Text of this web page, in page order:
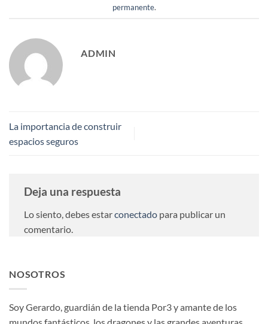
permanente.
ADMIN
La importancia de construir
espacios seguros
Deja una respuesta
Lo siento, debes estarconectado para publicar un
comentario.
NOSOTROS
Soy Gerardo, guardián de la tienda Por3 y amante de los